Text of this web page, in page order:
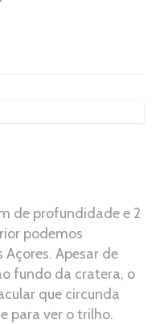
de profundidade e 2
podemos
Apesar de
fundo da cratera, o
que circunda
para ver o trilho.